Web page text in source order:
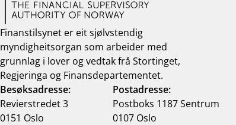
Finanstilsynet er eit sjølvstendig
myndigheitsorgan som arbeider med
grunnlag i lover og vedtak frå Stortinget,
Regjeringa og Finansdepartementet.
Besøksadresse:
Revierstredet 3
0151 Oslo
Postadresse:
Postboks 1187 Sentrum
0107 Oslo